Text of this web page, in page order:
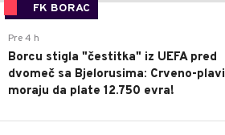
FK BORAC
Pre 4 h
Borcu stigla "čestitka" iz UEFA pred
dvomeč sa Bjelorusima: Crveno-plavi
moraju da plate 12.750 evra!